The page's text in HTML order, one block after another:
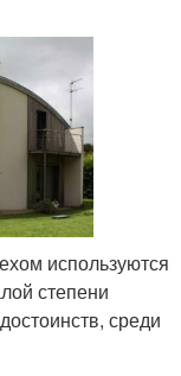
используются
степени
среди